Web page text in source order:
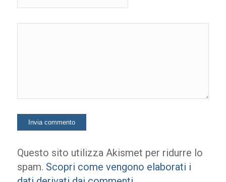
Questo sito utilizza Akismet per ridurre lo
spam. Scopri come vengono elaborati i